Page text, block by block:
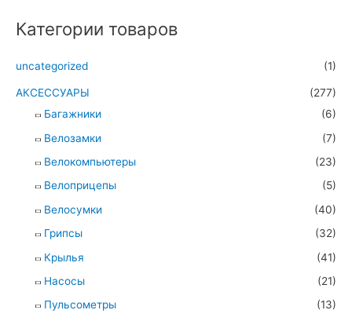
Категории товаров
uncategorized (1)
АКСЕССУАРЫ
(277)
Багажники
(6)
Велозамки
(7)
Велокомпьютеры
(23)
Велоприцепы
(5)
Велосумки
(40)
Грипсы
(32)
Крылья
(41)
Насосы
(21)
Пульсометры
(13)